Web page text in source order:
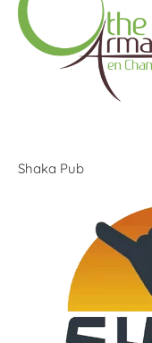
Shaka Pub